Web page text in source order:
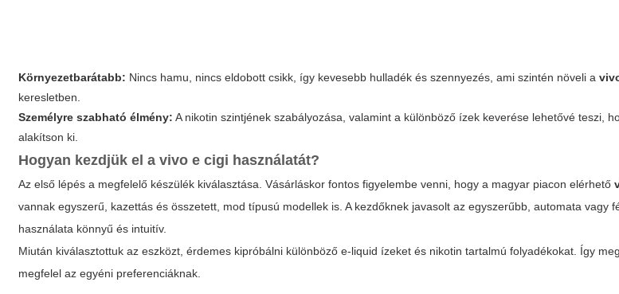
Környezetbarátabb: Nincs hamu, nincs eldobott csikk, így kevesebb hulladék és szennyezés, ami szintén növeli a
keresletben.
Személyre szabható élmény: A nikotin szintjének szabályozása, valamint a különböző ízek keverése lehetővé teszi,
alakítson ki.
Hogyan kezdjük el avivo e cigi használatát?
Az első lépés a megfelelő készülék kiválasztása. Vásárláskor fontos figyelembe venni, hogy a magyar piacon elérhető
vannak egyszerű, kazettás és összetett, mod típusú modellek is. A kezdőknek javasolt az egyszerűbb, automata vagy
használata könnyű és intuitív.
Miután kiválasztottuk az eszközt, érdemes kipróbálni különböző e-liquid ízeket és nikotin tartalmú folyadékokat. Így
megfelel az egyéni preferenciáknak.